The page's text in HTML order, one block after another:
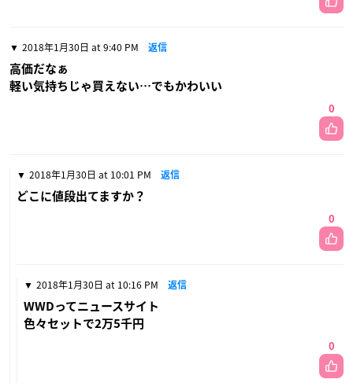
2018年1月30日 at 9:40 PM 返信
高価だなぁ
軽い気持ちじゃ買えない…でもかわいい
0
2018年1月30日 at 10:01 PM 返信
どこに値段出てますか？
0
2018年1月30日 at 10:16 PM 返信
WWDってニュースサイト
色々セットで2万5千円
0